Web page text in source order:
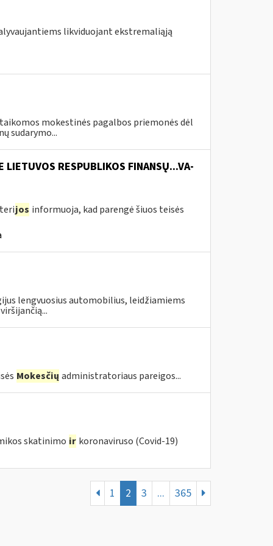
likviduojant ekstremaliąją
mokestinės pagalbos priemonės dėl
sudarymo...
LIETUVOS RESPUBLIKOS FINANSŲ...VA-
jos informuoja, kad parengė šiuos teisės
lengvuosius automobilius, leidžiamiems
Mokesčių administratoriaus pareigos...
skatinimo ir koronaviruso (Covid-19)
1 2 3 ... 365